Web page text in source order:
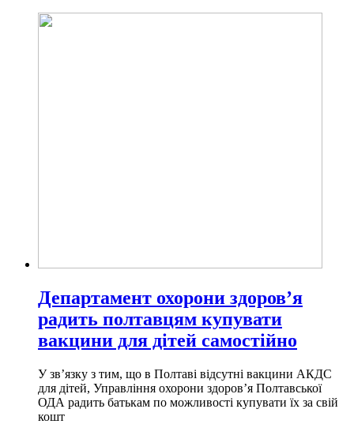
Департамент охорони здоров’я
радить полтавцям купувати
вакцини для дітей самостійно
У зв’язку з тим, що в Полтаві відсутні вакцини АКДС
для дітей, Управління охорони здоров’я Полтавської
ОДА радить батькам по можливості купувати їх за свій
кошт